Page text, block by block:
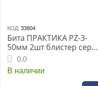
КОД: 33804
Бита ПРАКТИКА РZ-3-
50мм 2шт блистер серия
Профи
0.0
В наличии